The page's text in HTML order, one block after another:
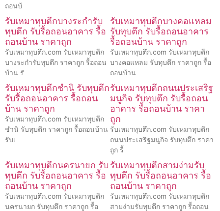
ถอนบ้
รับเหมาทุบตึกบางระกำรับ
ทุบตึก รับรื้อถอนอาคาร รื้อ
ถอนบ้าน ราคาถูก
รับเหมาทุบตึก.com รับเหมาทุบตึก
บางระกำรับทุบตึก ราคาถูก รื้อถอน
บ้าน รั
รับเหมาทุบตึกบางคอแหลม
รับทุบตึก รับรื้อถอนอาคาร
รื้อถอนบ้าน ราคาถูก
รับเหมาทุบตึก.com รับเหมาทุบตึก
บางคอแหลม รับทุบตึก ราคาถูก รื้อ
ถอนบ้าน
รับเหมาทุบตึกชำนิ รับทุบตึก
รับรื้อถอนอาคาร รื้อถอน
บ้าน ราคาถูก
รับเหมาทุบตึก.com รับเหมาทุบตึก
ชำนิ รับทุบตึก ราคาถูก รื้อถอนบ้าน
รับเ
รับเหมาทุบตึกถนนประเสริฐ
มนูกิจ รับทุบตึก รับรื้อถอน
อาคาร รื้อถอนบ้าน ราคา
ถูก
รับเหมาทุบตึก.com รับเหมาทุบตึก
ถนนประเสริฐมนูกิจ รับทุบตึก ราคา
ถูก รื้
รับเหมาทุบตึกนครนายก รับ
ทุบตึก รับรื้อถอนอาคาร รื้อ
ถอนบ้าน ราคาถูก
รับเหมาทุบตึก.com รับเหมาทุบตึก
นครนายก รับทุบตึก ราคาถูก รื้อ
รับเหมาทุบตึกสามง่ามรับ
ทุบตึก รับรื้อถอนอาคาร รื้อ
ถอนบ้าน ราคาถูก
รับเหมาทุบตึก.com รับเหมาทุบตึก
สามง่ามรับทุบตึก ราคาถูก รื้อถอน